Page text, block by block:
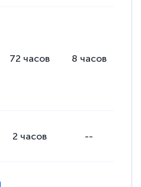
72 часов 8 часов
2 часов --